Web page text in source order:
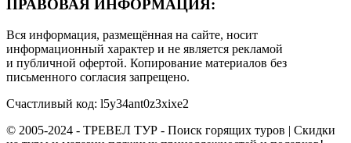
ПРАВОВАЯ ИНФОРМАЦИЯ:
Вся информация, размещённая на сайте, носит
информационный характер и не является рекламой
и публичной офертой. Копирование материалов без
письменного согласия запрещено.
Счастливый код: l5y34ant0z3xixe2
© 2005-2024 - ТРЕВЕЛ ТУР - Поиск горящих туров | Скидки